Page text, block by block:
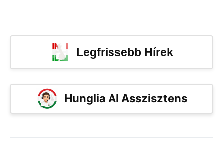
Legfrissebb Hírek
Hunglia AI Asszisztens